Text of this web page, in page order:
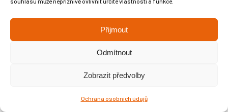
Přijmout
Odmítnout
Zobrazit předvolby
Ochrana osobních údajů